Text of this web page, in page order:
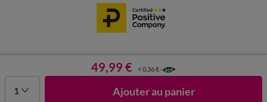
49,99 € + 0,36 €
1 Ajouter au panier
Mentions légales Données personnelles